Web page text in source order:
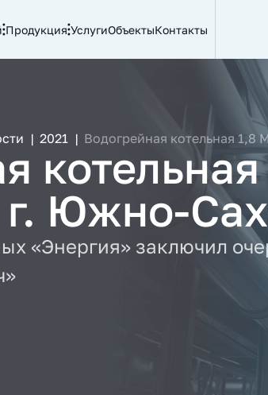
Продукция УслугиОбъектыКонтакты
| 2021 | Водогрейная котельная 1,8
г. Южно-
«Энергия» заключил